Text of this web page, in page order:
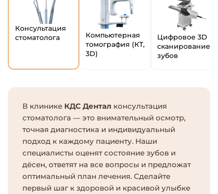
Консультация
стоматолога
Компьютерная
томография (КТ,
3D)
Цифровое 3D
сканирование
зубов
В клинике КДС Дентал консультация
стоматолога — это внимательный осмотр,
точная диагностика и индивидуальный
подход к каждому пациенту. Наши
специалисты оценят состояние зубов и
дёсен, ответят на все вопросы и предложат
оптимальный план лечения. Сделайте
первый шаг к здоровой и красивой улыбке